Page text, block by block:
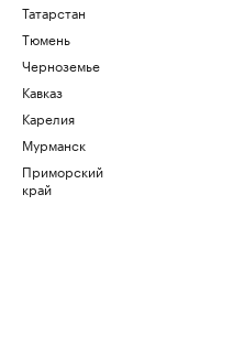
Татарстан
Тюмень
Черноземье
Кавказ
Карелия
Мурманск
Приморский
край